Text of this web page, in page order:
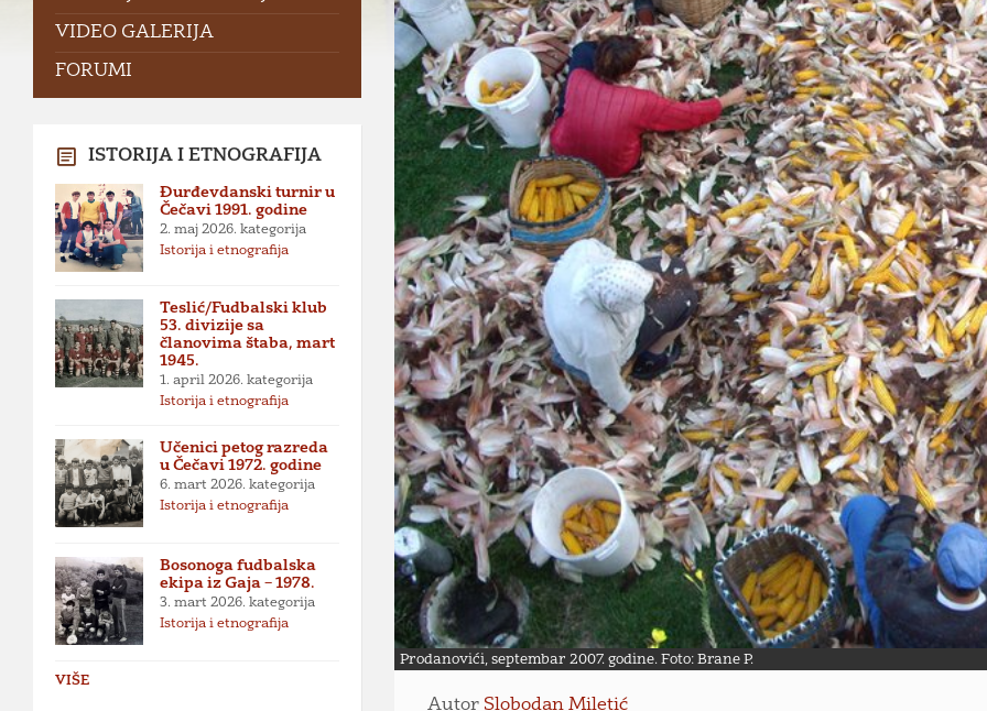
Prodanovići, septembar 2007. godine. Foto: Brane P.
Autor Slobodan Miletić
VIDEO GALERIJA
FORUMI
ISTORIJA I ETNOGRAFIJA
Đurđevdanski turnir u
Čečavi 1991. godine
2. maj 2026. kategorija
Istorija i etnografija
Teslić/Fudbalski klub
53. divizije sa
članovima štaba, mart
1945.
1. april 2026. kategorija
Istorija i etnografija
Učenici petog razreda
u Čečavi 1972. godine
6. mart 2026. kategorija
Istorija i etnografija
Bosonoga fudbalska
ekipa iz Gaja – 1978.
3. mart 2026. kategorija
Istorija i etnografija
VIŠE